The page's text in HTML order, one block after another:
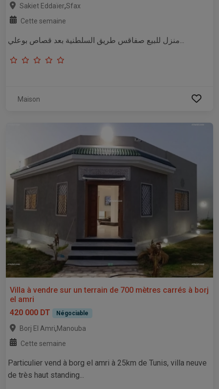
Sakiet Eddaïer,Sfax
Cette semaine
Maison
Villa à vendre sur un terrain de 700 mètres carrés à borj
el amri
420 000 DT
Négociable
Borj El Amri,Manouba
Cette semaine
Particulier vend à borg el amri à 25km de Tunis, villa neuve
de très haut standing...